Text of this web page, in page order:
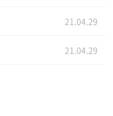
21.04.29
21.04.29